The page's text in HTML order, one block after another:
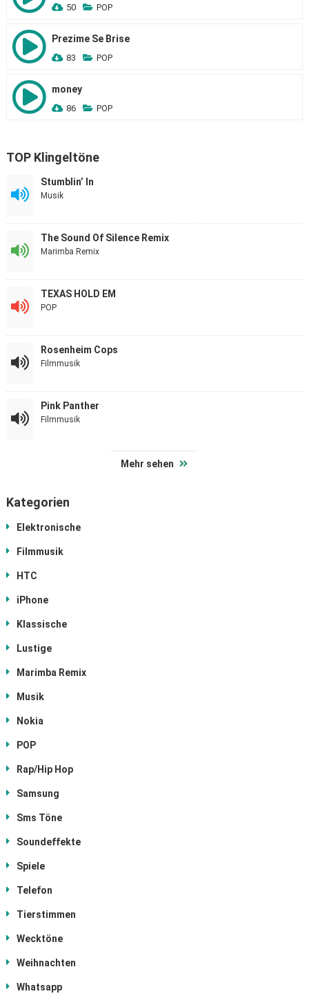
50 POP
Prezime Se Brise
83 POP
money
86 POP
TOP Klingeltöne
Stumblin’ In
Musik
The Sound Of Silence Remix
Marimba Remix
TEXAS HOLD EM
POP
Rosenheim Cops
Filmmusik
Pink Panther
Filmmusik
Mehr sehen
Kategorien
Elektronische
Filmmusik
HTC
iPhone
Klassische
Lustige
Marimba Remix
Musik
Nokia
POP
Rap/Hip Hop
Samsung
Sms Töne
Soundeffekte
Spiele
Telefon
Tierstimmen
Wecktöne
Weihnachten
Whatsapp